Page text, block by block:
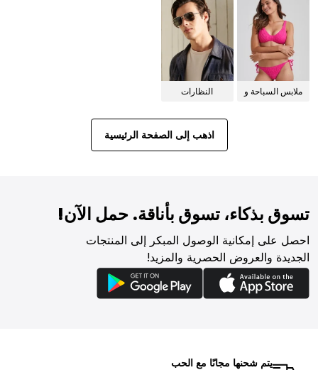
ملابس السباحة و
النظارات
اذهب إلى الصفحة الرئيسية
تسوق بذكاء، تسوق بأناقة. حمل الآن!
احصل على إمكانية الوصول المبكر إلى المنتجات
الجديدة والعروض الحصرية والمزيد!
يتم شحنها مجانًا مع الحب